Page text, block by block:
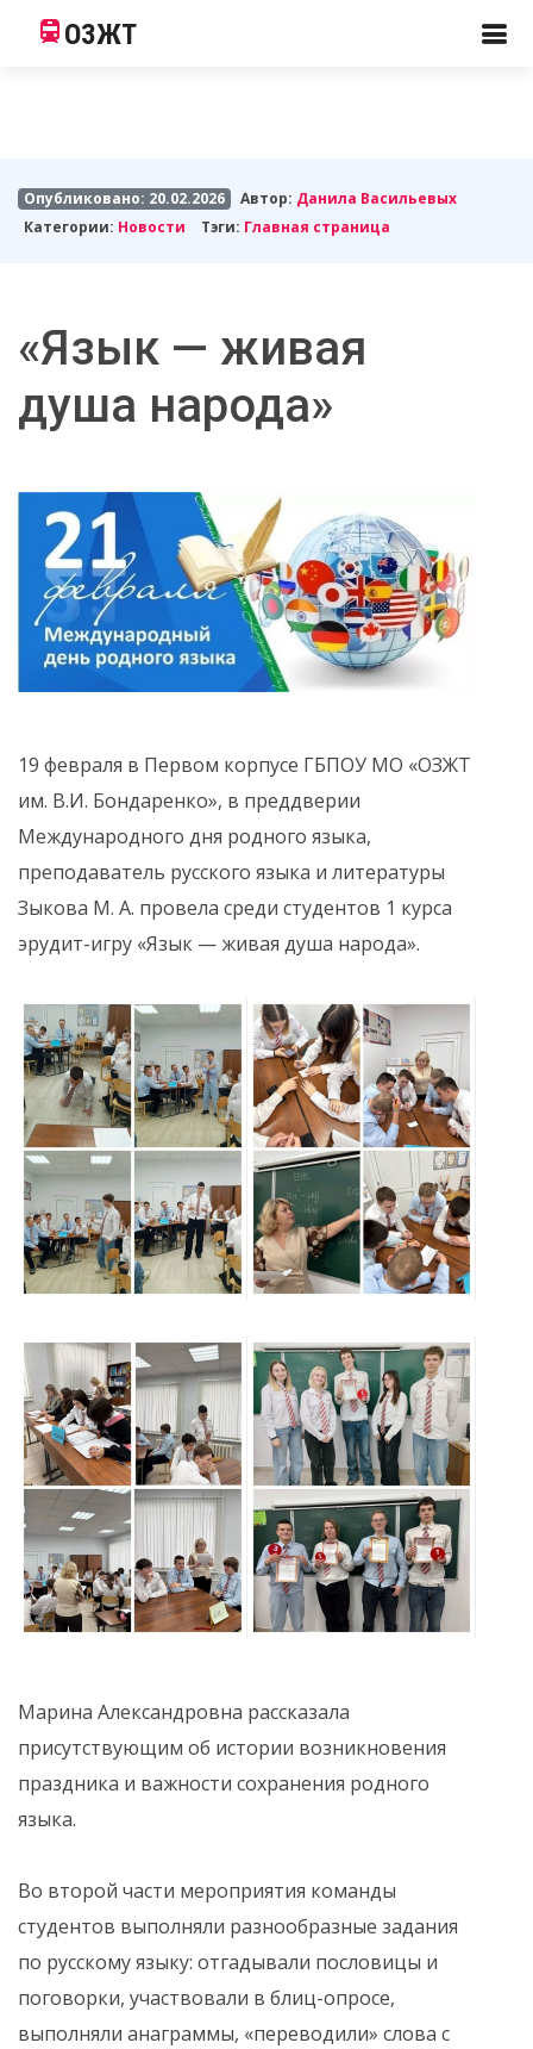
ОЗЖТ
Опубликовано: 20.02.2026 Автор: Данила Васильевых
Категории: Новости Тэги: Главная страница
«Язык — живая
душа народа»
19 февраля в Первом корпусе ГБПОУ МО «ОЗЖТ
им. В.И. Бондаренко», в преддверии
Международного дня родного языка,
преподаватель русского языка и литературы
Зыкова М. А. провела среди студентов 1 курса
эрудит-игру «Язык — живая душа народа».
Марина Александровна рассказала
присутствующим об истории возникновения
праздника и важности сохранения родного
языка.
Во второй части мероприятия команды
студентов выполняли разнообразные задания
по русскому языку: отгадывали пословицы и
поговорки, участвовали в блиц-опросе,
выполняли анаграммы, «переводили» слова с